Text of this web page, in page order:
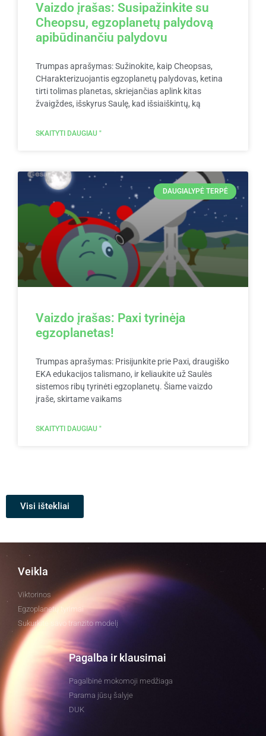
Vaizdo įrašas: Susipažinkite su
Cheopsu, egzoplanetų palydovą
apibūdinančiu palydovu
Trumpas aprašymas: Sužinokite, kaip Cheopsas,
CHarakterizuojantis egzoplanetų palydovas, ketina
tirti tolimas planetas, skriejančias aplink kitas
žvaigždes, išskyrus Saulę, kad išsiaiškintų, ką
SKAITYTI DAUGIAU "
DAUGIALYPĖ TERPĖ
Vaizdo įrašas: Paxi tyrinėja
egzoplanetas!
Trumpas aprašymas: Prisijunkite prie Paxi, draugiško
EKA edukacijos talismano, ir keliaukite už Saulės
sistemos ribų tyrinėti egzoplanetų. Šiame vaizdo
įraše, skirtame vaikams
SKAITYTI DAUGIAU "
Visi ištekliai
Veikla
Viktorinos
Egzoplanetų tyrimai
Sukurkite savo tranzito modelį
Pagalba ir klausimai
Pagalbinė mokomoji medžiaga
Parama jūsų šalyje
DUK